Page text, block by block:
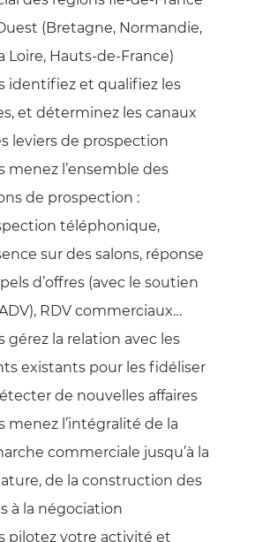
(Bretagne, Normandie,
Loire, Hauts-de-France)
identifiez et qualifiez les
et déterminez les canaux
leviers de prospection
menez l’ensemble des
de prospection :
téléphonique,
sur des salons, réponse
d’offres (avec le soutien
RDV commerciaux…
gérez la relation avec les
existants pour les fidéliser
de nouvelles affaires
menez l’intégralité de la
commerciale jusqu’à la
de la construction des
à la négociation
pilotez votre activité et